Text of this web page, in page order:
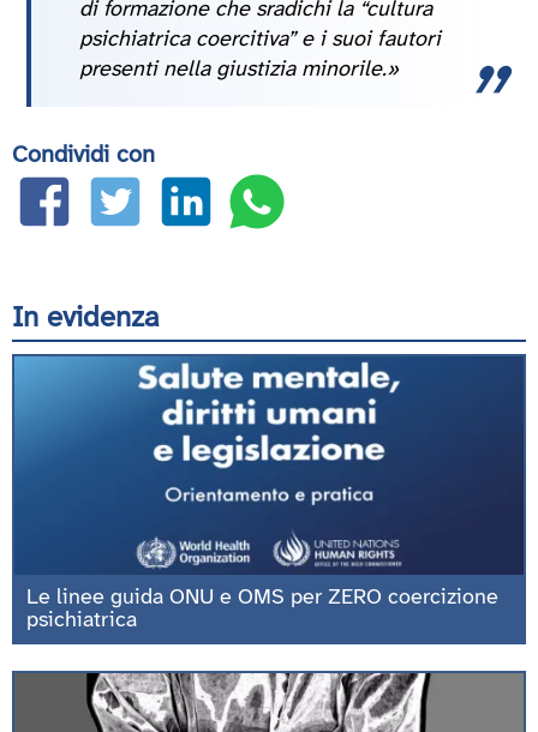
di formazione che sradichi la “cultura
psichiatrica coercitiva” e i suoi fautori
presenti nella giustizia minorile.»
Condividi con
In evidenza
Le linee guida ONU e OMS per ZERO coercizione
psichiatrica